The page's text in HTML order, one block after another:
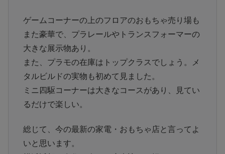
ゲームコーナーの上のフロアのおもちゃ売り場も
また豪華で、プラレールやトランスフォーマーの
大きな展示物あり。
また、プラモの在庫はトップクラスでしょう。メ
タルビルドの実物も初めて見ました。
ミニ四駆コーナーは大きなコースがあり、見てい
るだけで楽しい。
総じて、今の最新の家電・おもちゃ店と言ってよ
いと思います。